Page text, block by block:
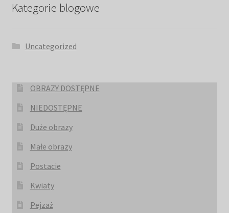
Kategorie blogowe
Uncategorized
OBRAZY DOSTĘPNE
NIEDOSTĘPNE
Duże obrazy
Małe obrazy
Postacie
Kwiaty
Pejzaż